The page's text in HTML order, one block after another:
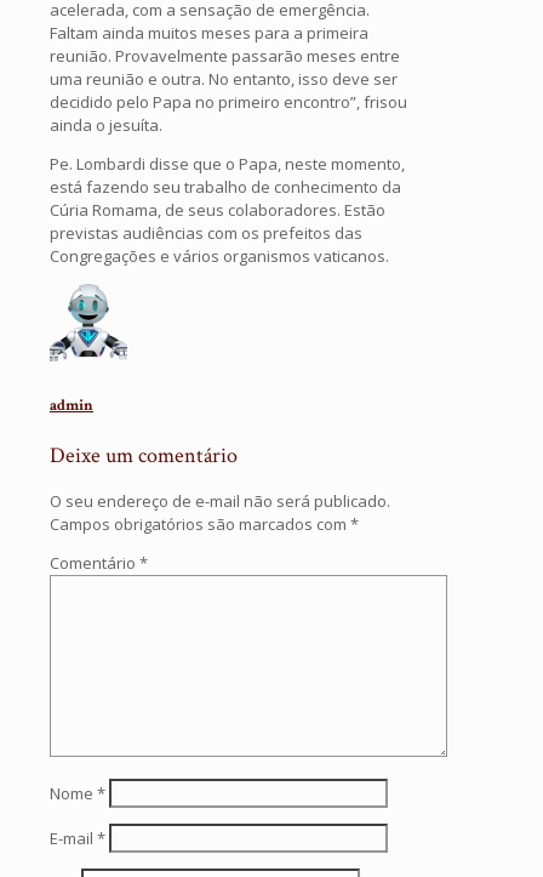
acelerada, com a sensação de emergência.
Faltam ainda muitos meses para a primeira
reunião. Provavelmente passarão meses entre
uma reunião e outra. No entanto, isso deve ser
decidido pelo Papa no primeiro encontro”, frisou
ainda o jesuíta.
Pe. Lombardi disse que o Papa, neste momento,
está fazendo seu trabalho de conhecimento da
Cúria Romama, de seus colaboradores. Estão
previstas audiências com os prefeitos das
Congregações e vários organismos vaticanos.
admin
Deixe um comentário
O seu endereço de e-mail não será publicado.
Campos obrigatórios são marcados com *
Comentário *
Nome *
E-mail *